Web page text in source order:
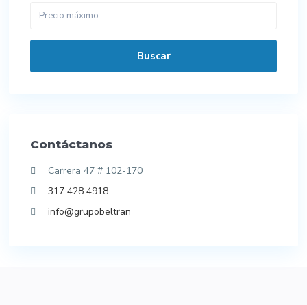
Buscar
Contáctanos
Carrera 47 # 102-170
317 428 4918
info@grupobeltran